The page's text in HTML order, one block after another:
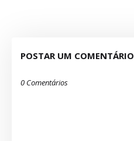
POSTAR UM COMENTÁRIO
0 Comentários